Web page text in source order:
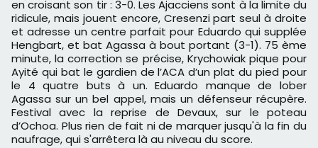
en croisant son tir : 3-0. Les Ajacciens sont à la limite du
ridicule, mais jouent encore, Cresenzi part seul à droite
et adresse un centre parfait pour Eduardo qui supplée
Hengbart, et bat Agassa à bout portant (3-1). 75 ème
minute, la correction se précise, Krychowiak pique pour
Ayité qui bat le gardien de l’ACA d’un plat du pied pour
le 4 quatre buts à un. Eduardo manque de lober
Agassa sur un bel appel, mais un défenseur récupère.
Festival avec la reprise de Devaux, sur le poteau
d’Ochoa. Plus rien de fait ni de marquer jusqu'à la fin du
naufrage, qui s'arrêtera là au niveau du score.